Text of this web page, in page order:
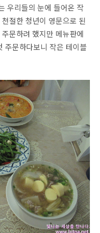
우리들의 눈에 들어온 작
절한 청년이 영문으로 된
문하려 했지만 메뉴판에
주문하다보니 작은 테이블